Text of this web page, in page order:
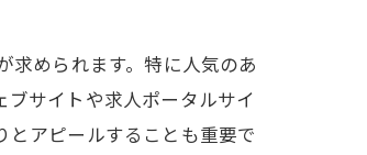
求められます。特に人気のあ
サイトや求人ポータルサイ
アピールすることも重要で